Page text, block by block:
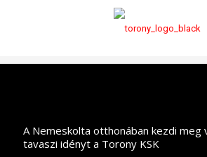
A Nemeskolta otthonában kezdi meg
tavaszi idényt a Torony KSK